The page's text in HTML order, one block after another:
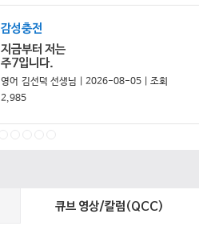
감성충전
지금부터 저는
주7입니다.
영어 김선덕 선생님 | 2026-08-05 | 조회
2,985
큐브 영상/칼럼(QCC)